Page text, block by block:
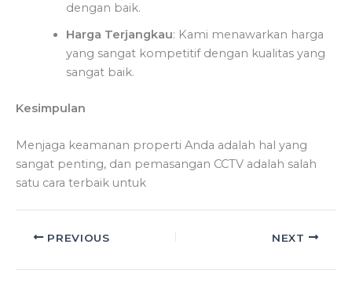
dengan baik.
Harga Terjangkau: Kami menawarkan harga
yang sangat kompetitif dengan kualitas yang
sangat baik.
Kesimpulan
Menjaga keamanan properti Anda adalah hal yang
sangat penting, dan pemasangan CCTV adalah salah
satu cara terbaik untuk
PREVIOUS NEXT